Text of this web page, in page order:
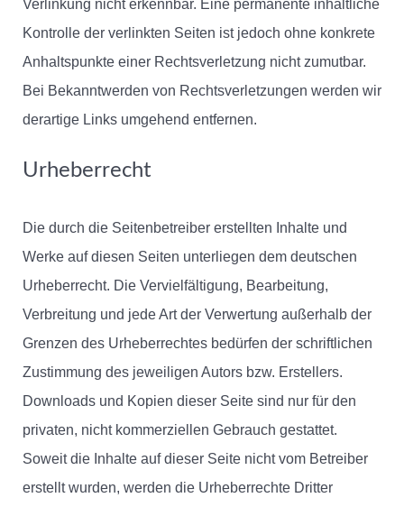
Verlinkung nicht erkennbar. Eine permanente inhaltliche
Kontrolle der verlinkten Seiten ist jedoch ohne konkrete
Anhaltspunkte einer Rechtsverletzung nicht zumutbar.
Bei Bekanntwerden von Rechtsverletzungen werden wir
derartige Links umgehend entfernen.
Urheberrecht
Die durch die Seitenbetreiber erstellten Inhalte und
Werke auf diesen Seiten unterliegen dem deutschen
Urheberrecht. Die Vervielfältigung, Bearbeitung,
Verbreitung und jede Art der Verwertung außerhalb der
Grenzen des Urheberrechtes bedürfen der schriftlichen
Zustimmung des jeweiligen Autors bzw. Erstellers.
Downloads und Kopien dieser Seite sind nur für den
privaten, nicht kommerziellen Gebrauch gestattet.
Soweit die Inhalte auf dieser Seite nicht vom Betreiber
erstellt wurden, werden die Urheberrechte Dritter